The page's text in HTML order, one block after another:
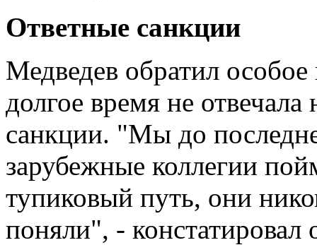
Ответные санкции
Медведев обратил
долгое время не
санкции. "Мы до
зарубежные коллегии
тупиковый путь, они
поняли", - констатировал